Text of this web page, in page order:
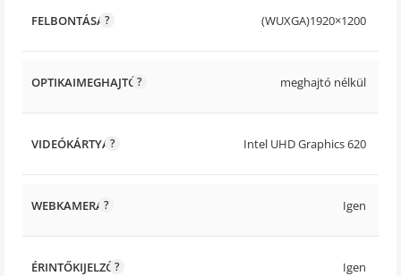
FELBONTÁSA (WUXGA)1920×1200
OPTIKAIMEGHAJTÓ meghajtó nélkül
VIDEÓKÁRTYA Intel UHD Graphics 620
WEBKAMERA Igen
ÉRINTŐKIJELZŐ Igen